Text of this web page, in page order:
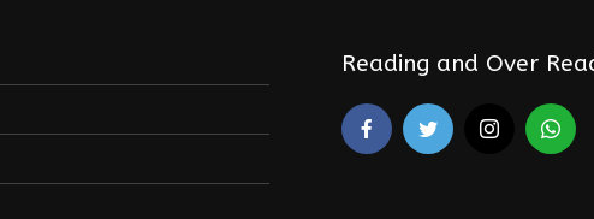
Reading and Over